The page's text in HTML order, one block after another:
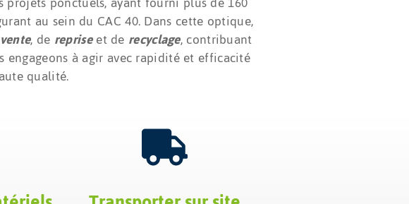
au sein du CAC 40. Dans cette optique,
vente, de repriseet de recyclage, contribuant
à agir avec rapidité et efficacité
qualité.